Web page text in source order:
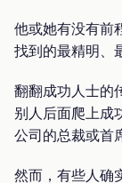
他或她有没有前
找到的最精明、
翻翻成功人士的
别人后面爬上成
公司的总裁或首
然而，有些人确